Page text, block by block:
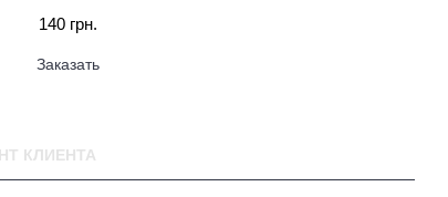
140 грн.
Заказать
КЛИЕНТА